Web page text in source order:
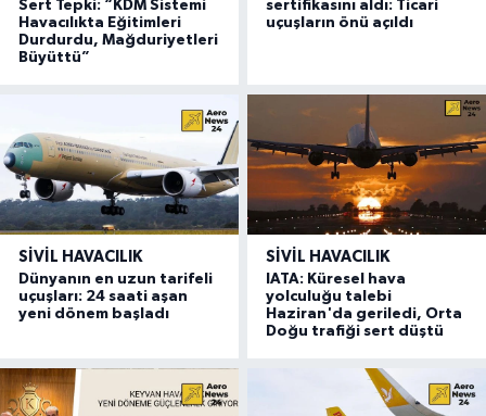
Sert Tepki: “KDM Sistemi
Havacılıkta Eğitimleri
Durdurdu, Mağduriyetleri
Büyüttü”
sertifikasını aldı: Ticari
uçuşların önü açıldı
SIVIL HAVACILIK
Dünyanın en uzun tarifeli
uçuşları: 24 saati aşan
yeni dönem başladı
SIVIL HAVACILIK
IATA: Küresel hava
yolculuğu talebi
Haziran'da geriledi, Orta
Doğu trafiği sert düştü